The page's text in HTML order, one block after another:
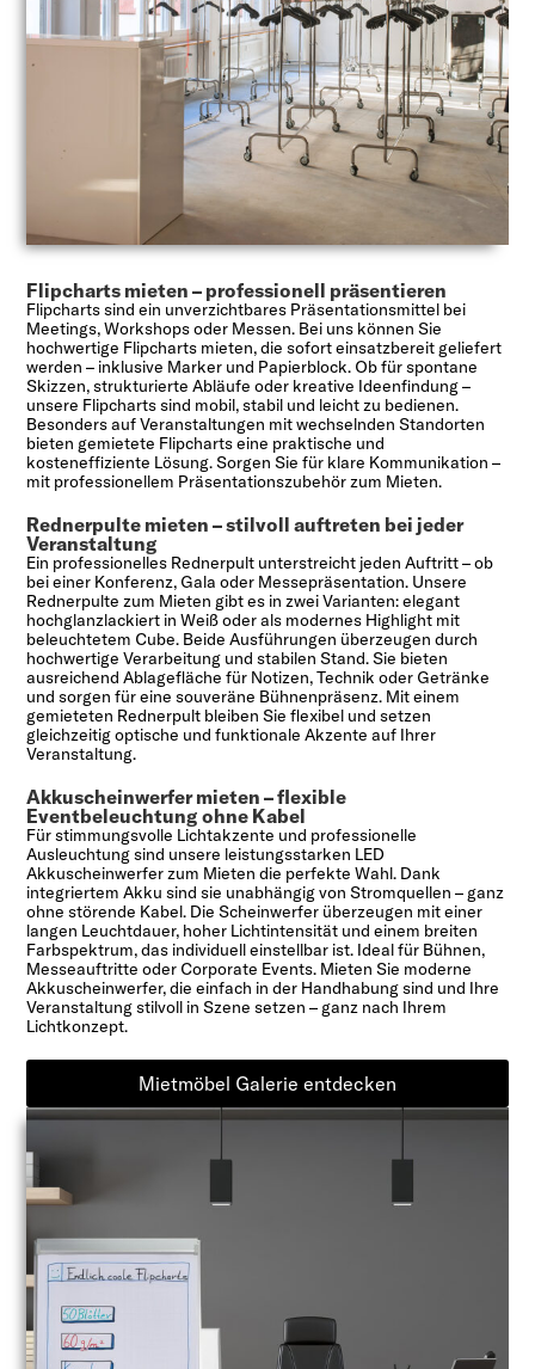
Flipcharts mieten – professionell präsentieren
Flipcharts sind ein unverzichtbares Präsentationsmittel bei
Meetings, Workshops oder Messen. Bei uns können Sie
hochwertige Flipcharts mieten, die sofort einsatzbereit geliefert
werden – inklusive Marker und Papierblock. Ob für spontane
Skizzen, strukturierte Abläufe oder kreative Ideenfindung –
unsere Flipcharts sind mobil, stabil und leicht zu bedienen.
Besonders auf Veranstaltungen mit wechselnden Standorten
bieten gemietete Flipcharts eine praktische und
kosteneffiziente Lösung. Sorgen Sie für klare Kommunikation –
mit professionellem Präsentationszubehör zum Mieten.
Rednerpulte mieten – stilvoll auftreten bei jeder
Veranstaltung
Ein professionelles Rednerpult unterstreicht jeden Auftritt – ob
bei einer Konferenz, Gala oder Messepräsentation. Unsere
Rednerpulte zum Mieten gibt es in zwei Varianten: elegant
hochglanzlackiert in Weiß oder als modernes Highlight mit
beleuchtetem Cube. Beide Ausführungen überzeugen durch
hochwertige Verarbeitung und stabilen Stand. Sie bieten
ausreichend Ablagefläche für Notizen, Technik oder Getränke
und sorgen für eine souveräne Bühnenpräsenz. Mit einem
gemieteten Rednerpult bleiben Sie flexibel und setzen
gleichzeitig optische und funktionale Akzente auf Ihrer
Veranstaltung.
Akkuscheinwerfer mieten – flexible
Eventbeleuchtung ohne Kabel
Für stimmungsvolle Lichtakzente und professionelle
Ausleuchtung sind unsere leistungsstarken LED
Akkuscheinwerfer zum Mieten die perfekte Wahl. Dank
integriertem Akku sind sie unabhängig von Stromquellen – ganz
ohne störende Kabel. Die Scheinwerfer überzeugen mit einer
langen Leuchtdauer, hoher Lichtintensität und einem breiten
Farbspektrum, das individuell einstellbar ist. Ideal für Bühnen,
Messeauftritte oder Corporate Events. Mieten Sie moderne
Akkuscheinwerfer, die einfach in der Handhabung sind und Ihre
Veranstaltung stilvoll in Szene setzen – ganz nach Ihrem
Lichtkonzept.
Mietmöbel Galerie entdecken